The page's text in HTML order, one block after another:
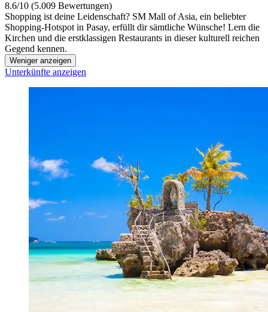
8.6/10 (5.009 Bewertungen)
Shopping ist deine Leidenschaft? SM Mall of Asia, ein beliebter
Shopping-Hotspot in Pasay, erfüllt dir sämtliche Wünsche! Lern die
Kirchen und die erstklassigen Restaurants in dieser kulturell reichen
Gegend kennen.
Weniger anzeigen
Unterkünfte anzeigen